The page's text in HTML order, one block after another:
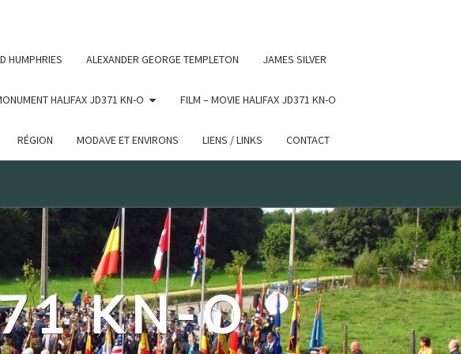
HUMPHRIES ALEXANDER GEORGE TEMPLETON JAMES SILVER
HALIFAX JD371 KN-O FILM – MOVIE HALIFAX JD371 KN-O
RÉGION MODAVE ET ENVIRONS LIENS / LINKS CONTACT
KN-O